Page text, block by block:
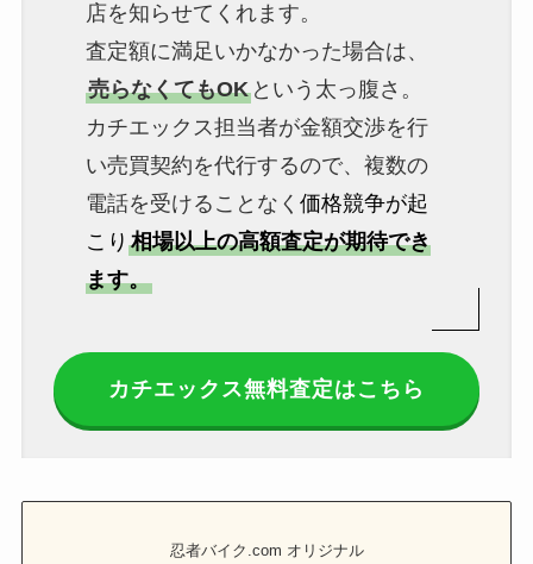
店を知らせてくれます。
査定額に満足いかなかった場合は、
売らなくてもOKという太っ腹さ。
カチエックス担当者が金額交渉を行
い売買契約を代行するので、複数の
電話を受けることなく 価格競争が起
こり 相場以上の高額査定が期待でき
ます。
カチエックス無料査定はこちら
忍者バイク.com オリジナル